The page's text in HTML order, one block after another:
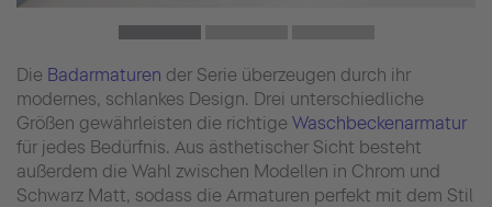
Die Badarmaturen der Serie überzeugen durch ihr
modernes, schlankes Design. Drei unterschiedliche
Größen gewährleisten die richtige Waschbeckenarmatur
für jedes Bedürfnis. Aus ästhetischer Sicht besteht
außerdem die Wahl zwischen Modellen in Chrom und
Schwarz Matt, sodass die Armaturen perfekt mit dem Stil